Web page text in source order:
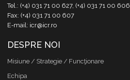
Tel.: (+4) 031 71 00 627, (+4) 031 71 00 606
Fax: (+4) 031 71 00 607
E-mail: icr@icr.ro
DESPRE NOI
Misiune / Strategie / Funcţionare
Echipa